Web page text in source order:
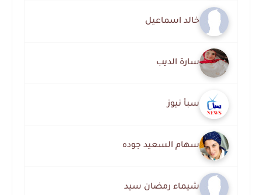
خالد اسماعيل
سارة الديب
سبأ نيوز
سهام السعيد جوده
شيماء رمضان سيد